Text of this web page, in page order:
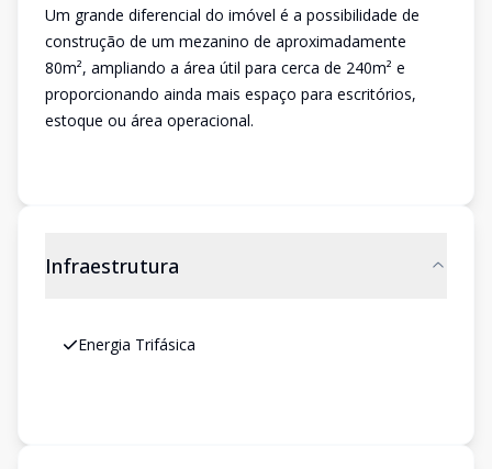
Um grande diferencial do imóvel é a possibilidade de
construção de um mezanino de aproximadamente
80m², ampliando a área útil para cerca de 240m² e
proporcionando ainda mais espaço para escritórios,
estoque ou área operacional.
Infraestrutura
Energia Trifásica